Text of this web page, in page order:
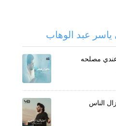
عبد الوهاب
عندي مصلحه
الناس